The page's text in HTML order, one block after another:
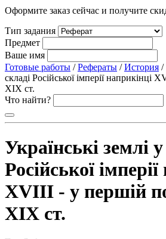
Оформите заказ сейчас и получите
Тип задания
Предмет
Ваше имя
Готовые работы /Рефераты /История /
складі Російської імперії наприкінці
ХІХ ст.
Что найти?
Українські землі
Російської
ХVІІІ - у першій
ХІХ ст.